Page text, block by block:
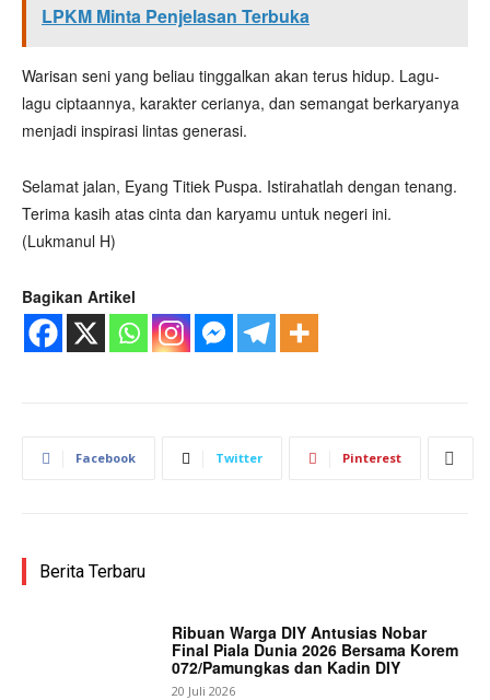
LPKM Minta Penjelasan Terbuka
Warisan seni yang beliau tinggalkan akan terus hidup. Lagu-
lagu ciptaannya, karakter cerianya, dan semangat berkaryanya
menjadi inspirasi lintas generasi.
Selamat jalan, Eyang Titiek Puspa. Istirahatlah dengan tenang.
Terima kasih atas cinta dan karyamu untuk negeri ini.
(Lukmanul H)
Bagikan Artikel
Facebook Twitter Pinterest
Berita Terbaru
Ribuan Warga DIY Antusias Nobar
Final Piala Dunia 2026 Bersama Korem
072/Pamungkas dan Kadin DIY
20 Juli 2026